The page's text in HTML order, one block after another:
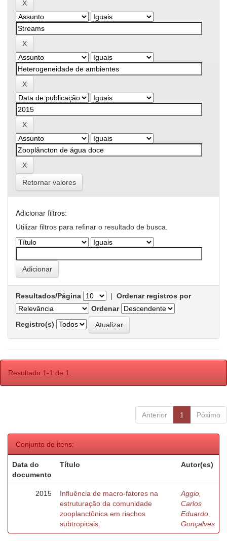
Retornar valores
Adicionar filtros:
Utilizar filtros para refinar o resultado de busca.
Resultados/Página | Ordenar registros por
Ordenar
Registro(s)
Resultado 1-1 de 1.
Anterior 1 Póximo
Conjunto de itens:
Data do
documento
Título Autor(es)
2015
Influência de macro-fatores na
estruturação da comunidade
zooplanctônica em riachos
subtropicais.
Aggio,
Carlos
Eduardo
Gonçalves